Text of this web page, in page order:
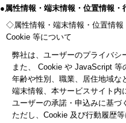
●属性情報・端末情報・位置情報
◇属性情報・端末情報・位置情報
Cookie 等について
弊社は、ユーザーのプライバシ
また、 Cookie や JavaScript 等
年齢や性別、職業、居住地域な
端末情報、本サービスサイト内
ユーザーの承諾・申込みに基づ
ただし、Cookie 及び行動履歴